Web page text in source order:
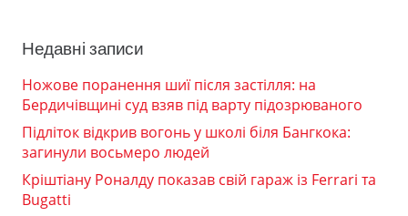
Недавні записи
Ножове поранення шиї після застілля: на
Бердичівщині суд взяв під варту підозрюваного
Підліток відкрив вогонь у школі біля Бангкока:
загинули восьмеро людей
Кріштіану Роналду показав свій гараж із Ferrari та
Bugatti